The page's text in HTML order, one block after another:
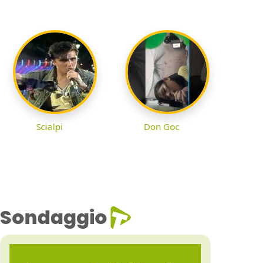
Scialpi Don Goc
Sondaggio